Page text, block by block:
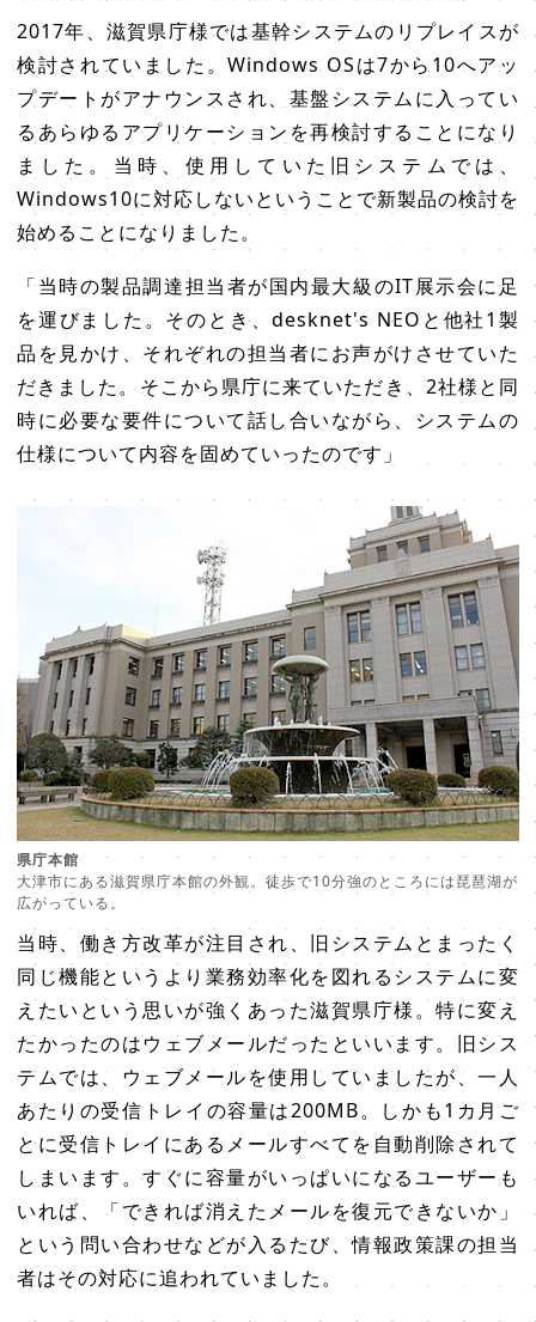
2017年、滋賀県庁様では基幹システムのリプレイスが
検討されていました。Windows OSは7から10へアッ
プデートがアナウンスされ、基盤システムに入ってい
るあらゆるアプリケーションを再検討することになり
ました。当時、使用していた旧システムでは、
Windows10に対応しないということで新製品の検討を
始めることになりました。
「当時の製品調達担当者が国内最大級のIT展示会に足
を運びました。そのとき、desknet's NEOと他社1製
品を見かけ、それぞれの担当者にお声がけさせていた
だきました。そこから県庁に来ていただき、2社様と同
時に必要な要件について話し合いながら、システムの
仕様について内容を固めていったのです」
県庁本館
大津市にある滋賀県庁本館の外観。徒歩で10分強のところには琵琶湖が
広がっている。
当時、働き方改革が注目され、旧システムとまったく
同じ機能というより業務効率化を図れるシステムに変
えたいという思いが強くあった滋賀県庁様。特に変え
たかったのはウェブメールだったといいます。旧シス
テムでは、ウェブメールを使用していましたが、一人
あたりの受信トレイの容量は200MB。しかも1カ月ご
とに受信トレイにあるメールすべてを自動削除されて
しまいます。すぐに容量がいっぱいになるユーザーも
いれば、「できれば消えたメールを復元できないか」
という問い合わせなどが入るたび、情報政策課の担当
者はその対応に追われていました。